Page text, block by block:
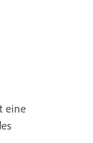
eine